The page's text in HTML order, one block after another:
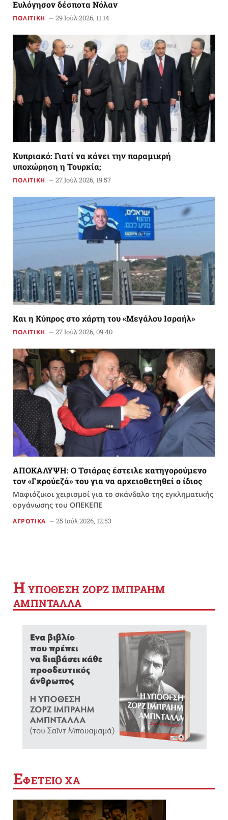
Ευλόγησον δέσποτα Νόλαν
ΠΟΛΙΤΙΚΗ 29 Ιούλ 2026, 11:14
Κυπριακό: Γιατί να κάνει την παραμικρή
υποχώρηση η Τουρκία;
ΠΟΛΙΤΙΚΗ 27 Ιούλ 2026, 19:57
Και η Κύπρος στο χάρτη του «Μεγάλου Ισραήλ»
ΠΟΛΙΤΙΚΗ 27 Ιούλ 2026, 09:40
ΑΠΟΚΑΛΥΨΗ: Ο Τσιάρας έστειλε κατηγορούμενο
τον «Γκρούεζά» του για να αρχειοθετηθεί ο ίδιος
Μαφιόζικοι χειρισμοί για το σκάνδαλο της εγκληματικής
οργάνωσης του ΟΠΕΚΕΠΕ
ΑΓΡΟΤΙΚΑ 25 Ιούλ 2026, 12:53
Η YΠΟΘΕΣΗ ΖΟΡΖ ΙΜΠΡΑΗΜ
ΑΜΠΝΤΑΛΛΑ
ΕΦΕΤΕΙΟ ΧΑ